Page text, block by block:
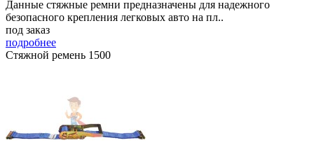
Данные стяжные ремни предназначены для надежного
безопасного крепления легковых авто на пл..
под заказ
подробнее
Стяжной ремень 1500